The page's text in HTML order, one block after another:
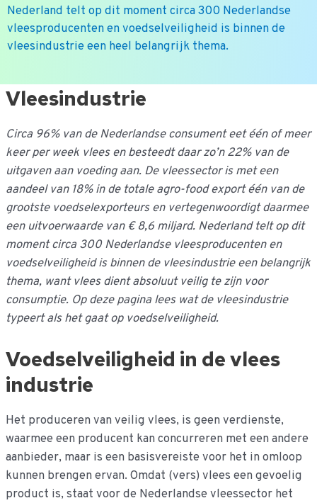
Nederland telt op dit moment circa 300 Nederlandse
vleesproducenten en voedselveiligheid is binnen de
vleesindustrie een heel belangrijk thema.
Ga
naar
inhoud
Vleesindustrie
Circa 96% van de Nederlandse consument eet één of meer
keer per week vlees en besteedt daar zo’n 22% van de
uitgaven aan voeding aan. De vleessector is met een
aandeel van 18% in de totale agro-food export één van de
grootste voedselexporteurs en vertegenwoordigt daarmee
een uitvoerwaarde van € 8,6 miljard. Nederland telt op dit
moment circa 300 Nederlandse vleesproducenten en
voedselveiligheid is binnen de vleesindustrie een belangrijk
thema, want vlees dient absoluut veilig te zijn voor
consumptie. Op deze pagina lees wat de vleesindustrie
typeert als het gaat op voedselveiligheid.
Voedselveiligheid in de vlees
industrie
Het produceren van veilig vlees, is geen verdienste,
waarmee een producent kan concurreren met een andere
aanbieder, maar is een basisvereiste voor het in omloop
kunnen brengen ervan. Omdat (vers) vlees een gevoelig
product is, staat voor de Nederlandse vleessector het